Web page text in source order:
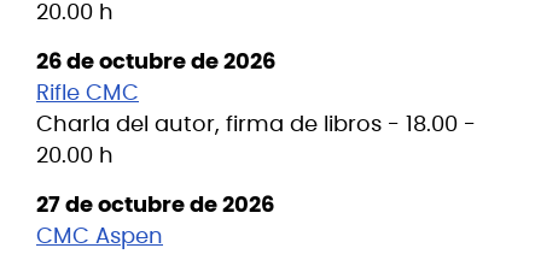
20.00 h
26 de octubre de 2026
Rifle CMC
Charla del autor, firma de libros - 18.00 -
20.00 h
27 de octubre de 2026
CMC Aspen